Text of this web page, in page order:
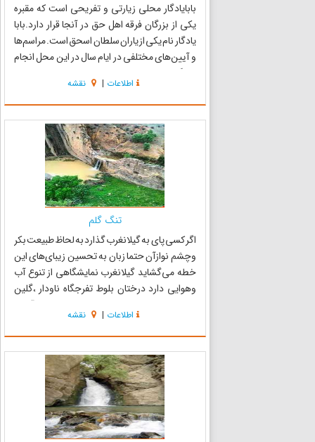
بابایادگار محلی زیارتی و تفریحی است که مقبره
یکی از بزرگان فرقه اهل حق در آنجا قرار دارد.بابا
یادگار نام یکی از یاران سلطان اسحق است. مراسم‌ها
و آیین‌های مختلفی در ایام سال در این محل انجام
می‌گیرد. مراسماتی که بیشتر شبیه مراسم درویشان
با کف زدن و ذکر گفتن همراه است. این آرامگاه د...
اطلاعات | نقشه
تنگ گلم
اگر کسی پای به گیلانغرب گذارد به لحاظ طبیعت بکر
وچشم نوازآن حتما زبان به تحسین زیبای‌های این
خطه می‌گشاید گیلانغرب نمایشگاهی از تنوع آب
وهوایی دارد درختان بلوط تفرجگاه ناودار ،گلین
،مل ینه ،داربادام و شالیزارهای دشت دیره ، آبشار
زیبای تنگ گلم در ویژنان ودشت سرسبز وهمیشه
بهاری گیلان این ...
اطلاعات | نقشه